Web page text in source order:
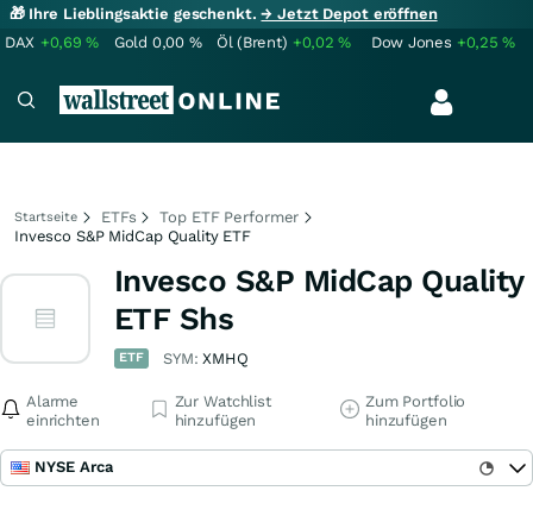
🎁 Ihre Lieblingsaktie geschenkt.→ Jetzt Depot eröffnen
DAX +0,69% Gold 0,00 % Öl (Brent) +0,02% Dow Jones +0,25%
Startseite ETFs
Top ETF Performer
Invesco S&P MidCap Quality ETF
Invesco S&P MidCap Quality
ETF Shs
ETF SYM:XMHQ
Alarme
einrichten
Zur Watchlist
hinzufügen
Zum Portfolio
hinzufügen
NYSE Arca